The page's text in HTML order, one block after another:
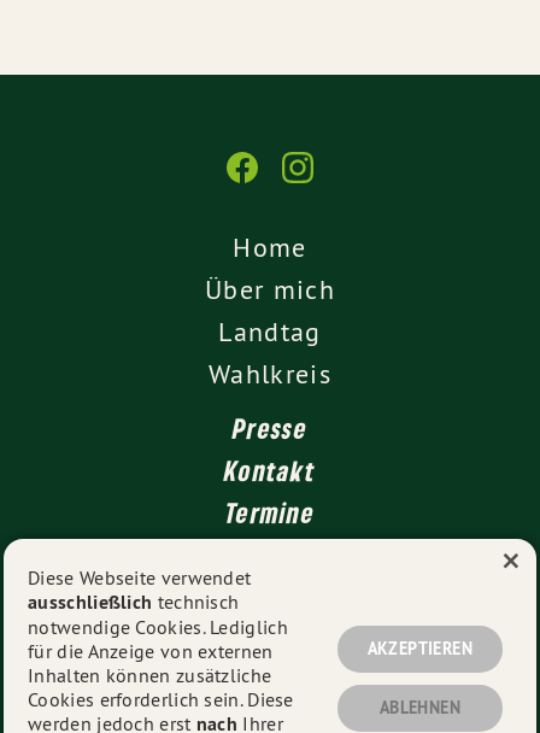
Home
Über mich
Landtag
Wahlkreis
Presse
Kontakt
Termine
Impressum
Datenschutz
Diese Webseite verwendet
ausschließlich technisch
notwendige Cookies. Lediglich
für die Anzeige von externen
Inhalten können zusätzliche
Cookies erforderlich sein. Diese
werden jedoch erst nach Ihrer
AKZEPTIEREN
ABLEHNEN
×